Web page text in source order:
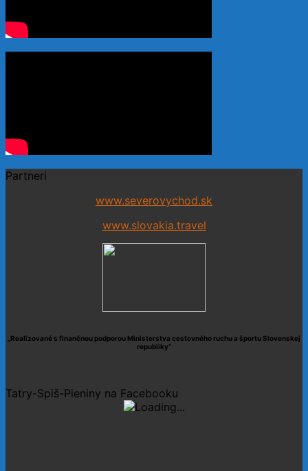
Partneri
www.severovychod.sk
www.slovakia.travel
„Realizované s finančnou podporou Ministerstva cestovného ruchu a športu Slovenskej
republiky“
Tatry-Spiš-Pieniny na Facebooku